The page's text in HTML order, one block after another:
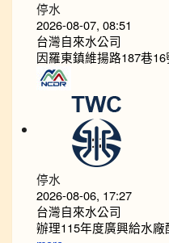
停水
2026-08-07, 08:51
台灣自來水公司
因羅東鎮維揚路187巷
停水
2026-08-06, 17:27
台灣自來水公司
辦理115年度廣興給水